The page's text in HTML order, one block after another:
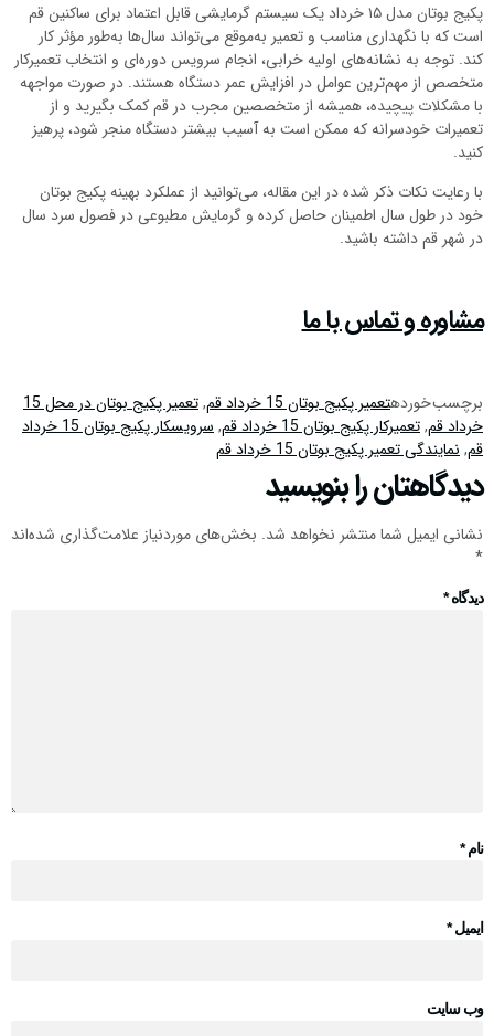
پکیج بوتان مدل ۱۵ خرداد یک سیستم گرمایشی قابل اعتماد برای ساکنین قم
است که با نگهداری مناسب و تعمیر به‌موقع می‌تواند سال‌ها به‌طور مؤثر کار
کند. توجه به نشانه‌های اولیه خرابی، انجام سرویس دوره‌ای و انتخاب تعمیرکار
متخصص از مهم‌ترین عوامل در افزایش عمر دستگاه هستند. در صورت مواجهه
با مشکلات پیچیده، همیشه از متخصصین مجرب در قم کمک بگیرید و از
تعمیرات خودسرانه که ممکن است به آسیب بیشتر دستگاه منجر شود، پرهیز
کنید.
با رعایت نکات ذکر شده در این مقاله، می‌توانید از عملکرد بهینه پکیج بوتان
خود در طول سال اطمینان حاصل کرده و گرمایش مطبوعی در فصول سرد سال
در شهر قم داشته باشید.
مشاوره و تماس با ما
برچسب خوردهتعمیر پکیج بوتان 15 خرداد قم ,
تعمیر پکیج بوتان در محل 15
خرداد قم,تعمیرکار پکیج بوتان 15 خرداد قم ,
سرویسکار پکیج بوتان 15 خرداد
قم,نمایندگی تعمیر پکیج بوتان 15 خرداد قم
دیدگاهتان را بنویسید
نشانی ایمیل شما منتشر نخواهد شد. بخش‌های موردنیاز علامت‌گذاری شده‌اند
*
دیدگاه*
نام*
ایمیل*
وب‌ سایت